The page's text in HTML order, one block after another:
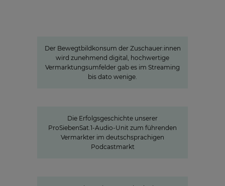
Der Bewegtbildkonsum der Zuschauer:innen
wird zunehmend digital, hochwertige
Vermarktungsumfelder gab es im Streaming
bis dato wenige.
Die Erfolgsgeschichte unserer
ProSiebenSat.1-Audio-Unit zum führenden
Vermarkter im deutschsprachigen
Podcastmarkt